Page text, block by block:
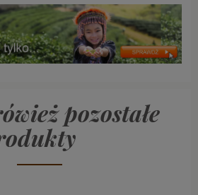
pozostałe